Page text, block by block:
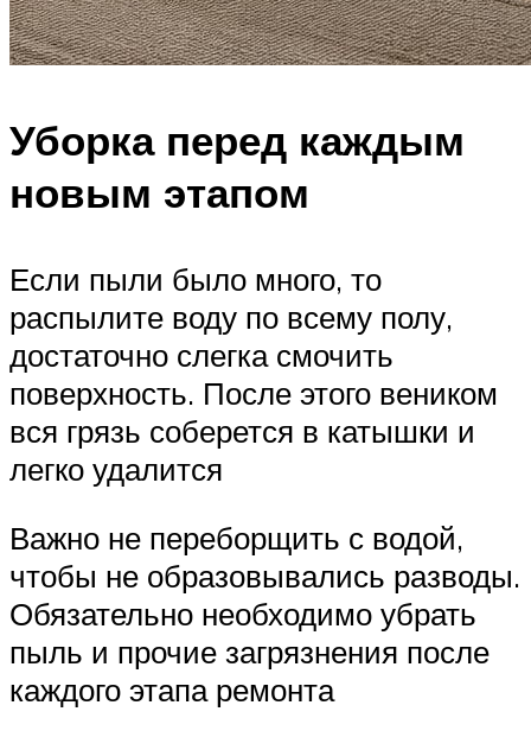
Уборка перед каждым
новым этапом
Если пыли было много, то
распылите воду по всему полу,
достаточно слегка смочить
поверхность. После этого веником
вся грязь соберется в катышки и
легко удалится
Важно не переборщить с водой,
чтобы не образовывались разводы.
Обязательно необходимо убрать
пыль и прочие загрязнения после
каждого этапа ремонта